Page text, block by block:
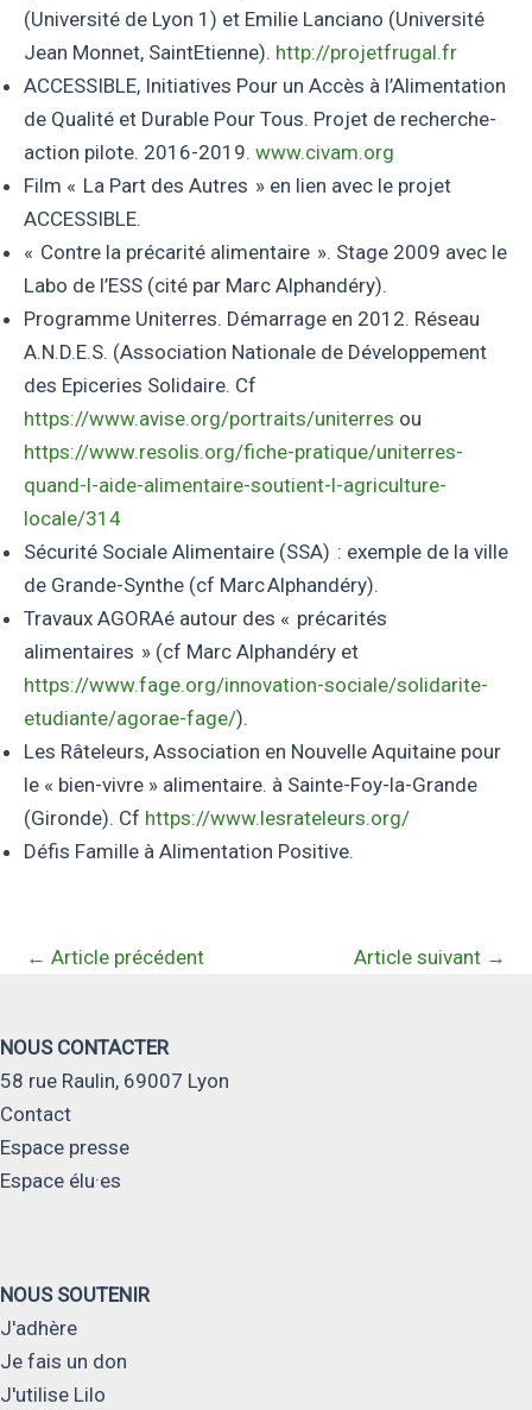
(Université de Lyon 1) et Emilie Lanciano (Université
Jean Monnet, SaintEtienne). http://projetfrugal.fr
ACCESSIBLE, Initiatives Pour un Accès à l’Alimentation
de Qualité et Durable Pour Tous. Projet de recherche-
action pilote. 2016-2019. www.civam.org
Film « La Part des Autres » en lien avec le projet
ACCESSIBLE.
« Contre la précarité alimentaire ». Stage 2009 avec le
Labo de l’ESS (cité par Marc Alphandéry).
Programme Uniterres. Démarrage en 2012. Réseau
A.N.D.E.S. (Association Nationale de Développement
des Epiceries Solidaire. Cf
https://www.avise.org/portraits/uniterres ou
https://www.resolis.org/fiche-pratique/uniterres-
quand-l-aide-alimentaire-soutient-l-agriculture-
locale/314
Sécurité Sociale Alimentaire (SSA) : exemple de la ville
de Grande-Synthe (cf Marc Alphandéry).
Travaux AGORAé autour des « précarités
alimentaires » (cf Marc Alphandéry et
https://www.fage.org/innovation-sociale/solidarite-
etudiante/agorae-fage/).
Les Râteleurs, Association en Nouvelle Aquitaine pour
le « bien-vivre » alimentaire. à Sainte-Foy-la-Grande
(Gironde). Cf https://www.lesrateleurs.org/
Défis Famille à Alimentation Positive.
← Article précédent Article suivant →
NOUS CONTACTER
58 rue Raulin, 69007 Lyon
Contact
Espace presse
Espace élu·es
NOUS SOUTENIR
J'adhère
Je fais un don
J'utilise Lilo